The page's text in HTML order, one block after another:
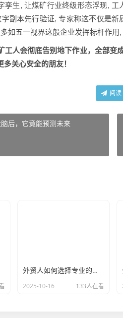
孪生, 让煤矿行业终级形态浮现,
副本先行验证, 专家称这不仅是新
如五一视界这般企业发挥标杆作用,
工人会彻底告别地下作业，全部变
关心安全的朋友！
阅读
后，它竟能预测未来
外贸人如何选择专业的海关数据公司？
2025-10-16 133人在看